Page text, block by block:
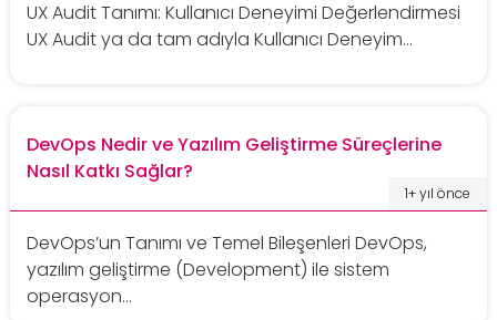
UX Audit Tanımı: Kullanıcı Deneyimi Değerlendirmesi
UX Audit ya da tam adıyla Kullanıcı Deneyim...
DevOps Nedir ve Yazılım Geliştirme Süreçlerine
Nasıl Katkı Sağlar?
1+ yıl önce
DevOps’un Tanımı ve Temel Bileşenleri DevOps,
yazılım geliştirme (Development) ile sistem
operasyon...